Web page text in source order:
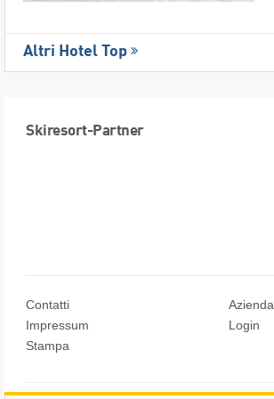
Altri Hotel Top
Skiresort-Partner
Contatti
Impressum
Stampa
Azienda
Login